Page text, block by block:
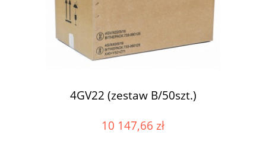
4GV22 (zestaw B/50szt.)
10 147,66 zł